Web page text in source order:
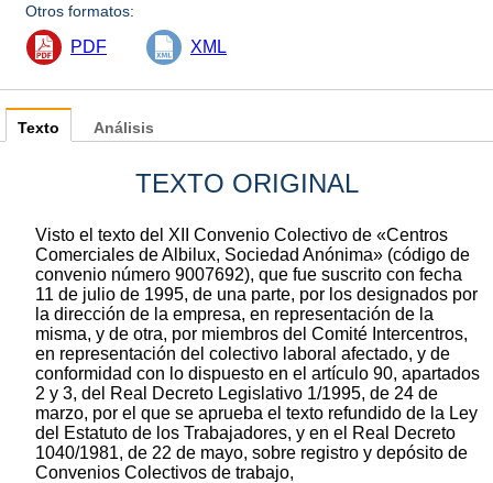
Otros formatos:
PDF XML
Texto
TEXTO ORIGINAL
Visto el texto del XII Convenio Colectivo de «Centros
Comerciales de Albilux, Sociedad Anónima» (código de
convenio número 9007692), que fue suscrito con fecha
11 de julio de 1995, de una parte, por los designados por
la dirección de la empresa, en representación de la
misma, y de otra, por miembros del Comité Intercentros,
en representación del colectivo laboral afectado, y de
conformidad con lo dispuesto en el artículo 90, apartados
2 y 3, del Real Decreto Legislativo 1/1995, de 24 de
marzo, por el que se aprueba el texto refundido de la Ley
del Estatuto de los Trabajadores, y en el Real Decreto
1040/1981, de 22 de mayo, sobre registro y depósito de
Convenios Colectivos de trabajo,
Análisis